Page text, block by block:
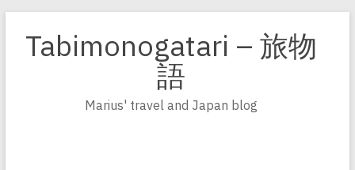
Inhalt
springen
Tabimonogatari – 旅物
語
Marius' travel and Japan blog